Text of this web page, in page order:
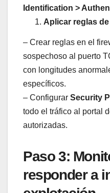
Identification >
Aplicar reglas
– Crear reglas en el
sospechoso al puerto
con longitudes
específicos.
– Configurar Security
todo el tráfico al portal
autorizadas.
Paso 3:
responder a